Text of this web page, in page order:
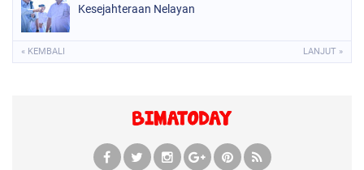
Kesejahteraan Nelayan
« KEMBALI LANJUT »